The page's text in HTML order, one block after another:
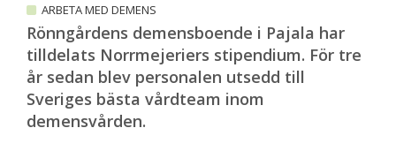
ARBETA MED DEMENS
Rönngårdens demensboende i Pajala har
tilldelats Norrmejeriers stipendium. För tre
år sedan blev personalen utsedd till
Sveriges bästa vårdteam inom
demensvården.